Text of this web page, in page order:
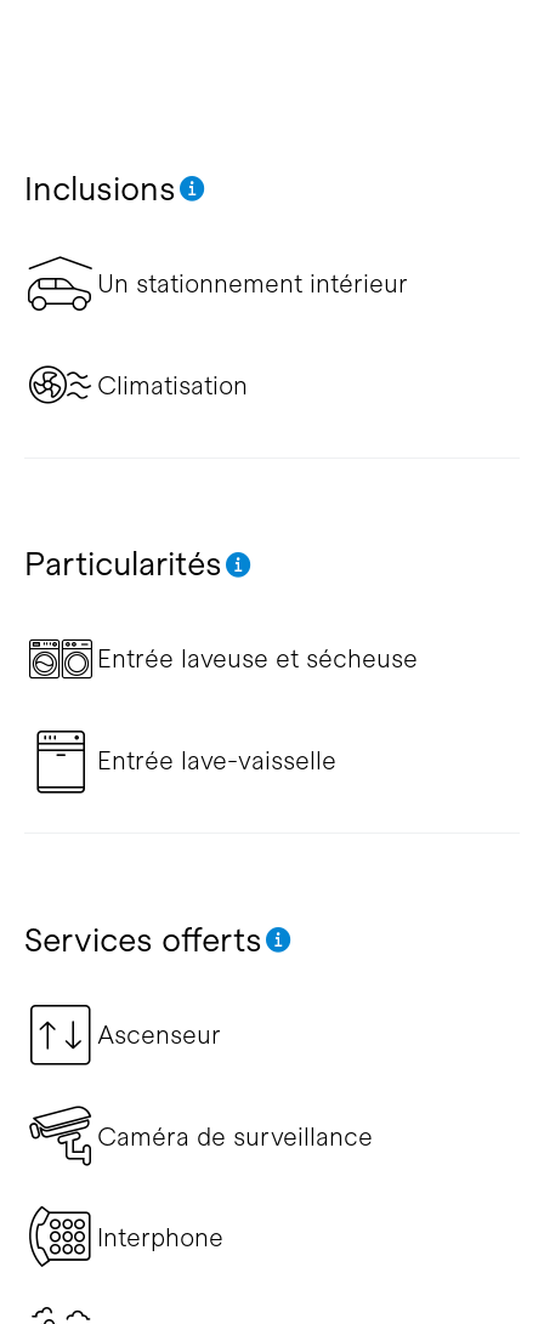
Inclusions
Un stationnement intérieur
Climatisation
Particularités
Entrée laveuse et sécheuse
Entrée lave-vaisselle
Services offerts
Ascenseur
Caméra de surveillance
Interphone